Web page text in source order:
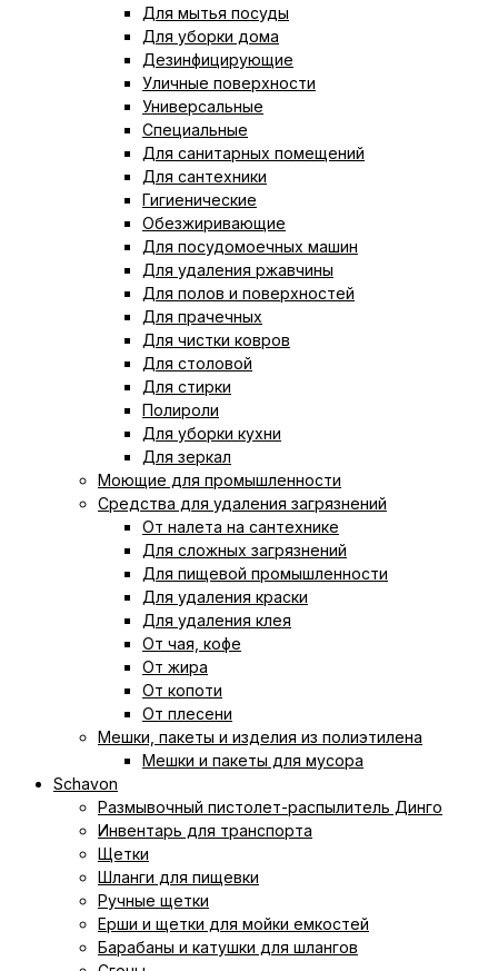
Для мытья посуды
Для уборки дома
Дезинфицирующие
Уличные поверхности
Универсальные
Специальные
Для санитарных помещений
Для сантехники
Гигиенические
Обезжиривающие
Для посудомоечных машин
Для удаления ржавчины
Для полов и поверхностей
Для прачечных
Для чистки ковров
Для столовой
Для стирки
Полироли
Для уборки кухни
Для зеркал
Моющие для промышленности
Средства для удаления загрязнений
От налета на сантехнике
Для сложных загрязнений
Для пищевой промышленности
Для удаления краски
Для удаления клея
От чая, кофе
От жира
От копоти
От плесени
Мешки, пакеты и изделия из полиэтилена
Мешки и пакеты для мусора
Schavon
Размывочный пистолет-распылитель Динго
Инвентарь для транспорта
Щетки
Шланги для пищевки
Ручные щетки
Ерши и щетки для мойки емкостей
Барабаны и катушки для шлангов